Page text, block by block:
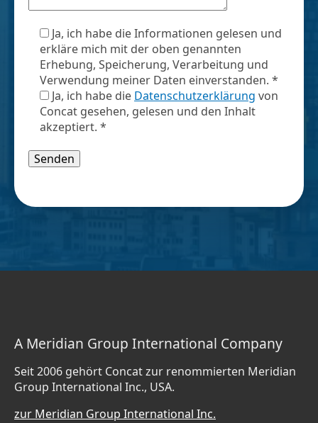
Ja, ich habe die Informationen gelesen und
erkläre mich mit der oben genannten
Erhebung, Speicherung, Verarbeitung und
Verwendung meiner Daten einverstanden. *
Ja, ich habe die Datenschutzerklärung von
Concat gesehen, gelesen und den Inhalt
akzeptiert. *
A Meridian Group International Company
Seit 2006 gehört Concat zur renommierten Meridian
Group International Inc., USA.
zur Meridian Group International Inc.